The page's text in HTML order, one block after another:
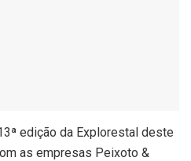
edição da Explorestal deste
as empresas Peixoto &